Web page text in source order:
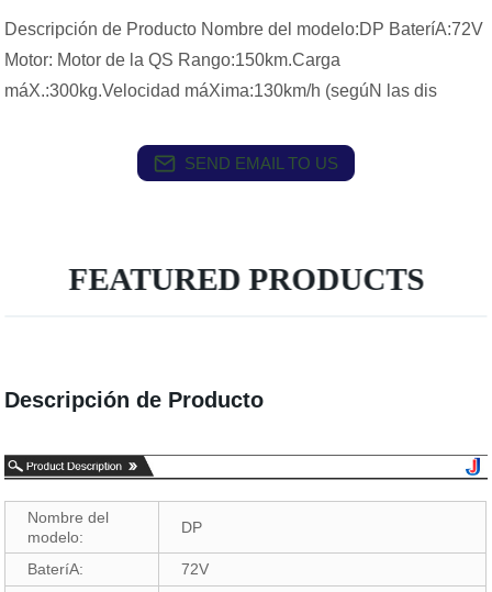
Descripción de Producto Nombre del modelo:DP BateríA:72V
Motor: Motor de la QS Rango:150km.Carga
máX.:300kg.Velocidad máXima:130km/h (segúN las dis
SEND EMAIL TO US
FEATURED PRODUCTS
Descripción de Producto
Nombre del
modelo:
DP
BateríA:
72V